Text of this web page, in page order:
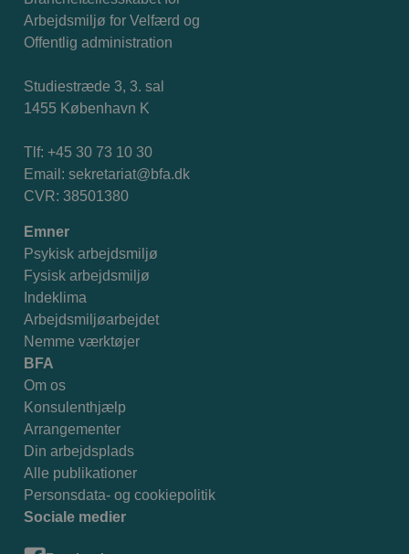
Arbejdsmiljø for Velfærd og
Offentlig administration
Studiestræde 3, 3. sal
1455 København K
Tlf: +45 30 73 10 30
Email: sekretariat@bfa.dk
CVR: 38501380
Emner
Psykisk arbejdsmiljø
Fysisk arbejdsmiljø
Indeklima
Arbejdsmiljøarbejdet
Nemme værktøjer
BFA
Om os
Konsulenthjælp
Arrangementer
Din arbejdsplads
Alle publikationer
Personsdata- og cookiepolitik
Sociale medier